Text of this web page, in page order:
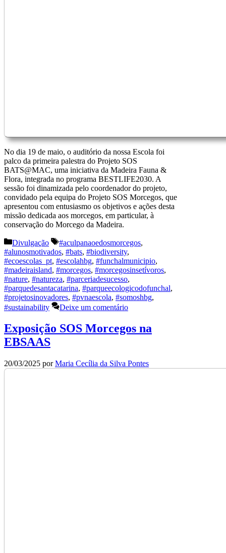
No dia 19 de maio, o auditório da nossa Escola foi
palco da primeira palestra do Projeto SOS
BATS@MAC, uma iniciativa da Madeira Fauna &
Flora, integrada no programa BESTLIFE2030. A
sessão foi dinamizada pelo coordenador do projeto,
convidado pela equipa do Projeto SOS Morcegos, que
apresentou com entusiasmo os objetivos e ações desta
missão dedicada aos morcegos, em particular, à
conservação do Morcego da Madeira.
Categorias
Divulgação Etiquetas
#aculpanaoedosmorcegos,
#alunosmotivados, #bats, #biodiversity,
#ecoescolas_pt, #escolahbg, #funchalmunicipio,
#madeiraisland, #morcegos, #morcegosinsetívoros,
#nature, #natureza, #parceriadesucesso,
#parquedesantacatarina, #parqueecologicodofunchal,
#projetosinovadores, #pvnaescola, #somoshbg,
#sustainability
Deixe um comentário
Exposição SOS Morcegos na
EBSAAS
20/03/2025 porMaria Cecília da Silva Pontes